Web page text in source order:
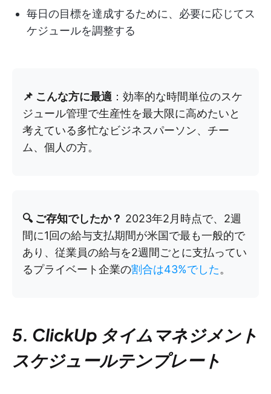
毎日の目標を達成するために、必要に応じてス
ケジュールを調整する
📌 こんな方に最適 ：効率的な時間単位のスケ
ジュール管理で生産性を最大限に高めたいと
考えている多忙なビジネスパーソン、チー
ム、個人の方。
🔍 ご存知でしたか？ 2023年2月時点で、2週
間に1回の給与支払期間が米国で最も一般的で
あり、従業員の給与を2週間ごとに支払ってい
るプライベート企業の割合は43%でした。
5. ClickUp タイムマネジメント
スケジュールテンプレート